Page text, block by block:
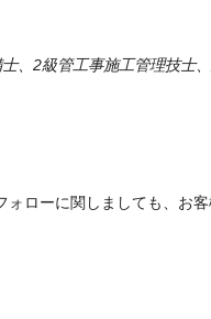
、2級管工事施工管理技士
ローに関しましても、お